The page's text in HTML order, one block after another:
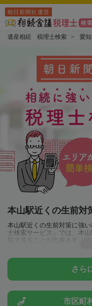
朝日新聞社運営
遺産相続 税理士検索 愛
本山駅近くの生前対
本山駅近くの生前対策に強
士検索サービス」では、本
覧で見ることが出来ます。
隣の税理士に相談してみま
さら
市区町